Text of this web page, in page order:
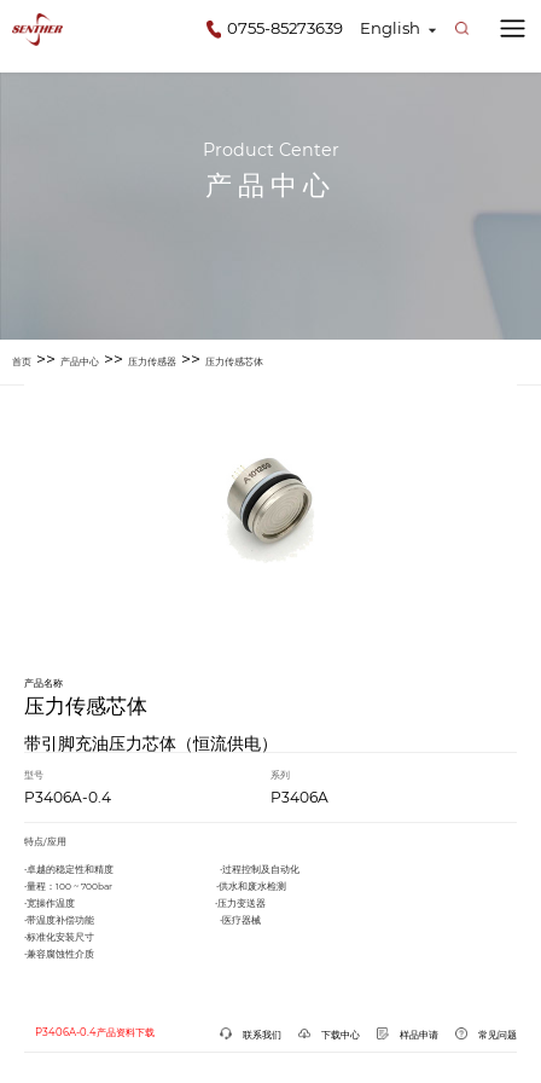
English
0755-85273639
Product Center
产品中心
首页 >> 产品中心 >> 压力传感器 >> 压力传感芯体
产品名称
压力传感芯体
带引脚充油压力芯体（恒流供电）
型号
P3406A-0.4
系列
P3406A
特点/应用
•卓越的稳定性和精度 •过程控制及自动化
•量程：100 ~ 700bar •供水和废水检测
•宽操作温度 •压力变送器
•带温度补偿功能 •医疗器械
•标准化安装尺寸
•兼容腐蚀性介质
P3406A-0.4产品资料下载 联系我们 下载中心 样品申请 常见问题